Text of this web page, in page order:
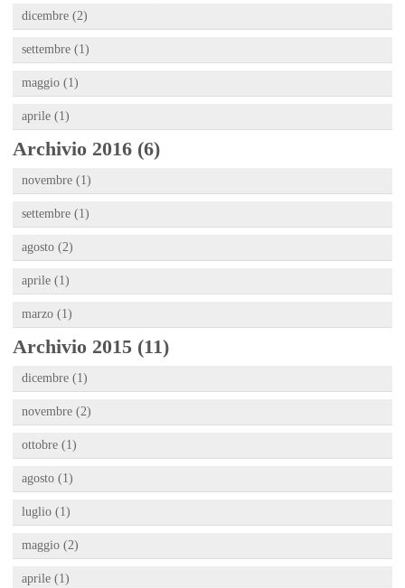
dicembre (2)
settembre (1)
maggio (1)
aprile (1)
Archivio 2016 (6)
novembre (1)
settembre (1)
agosto (2)
aprile (1)
marzo (1)
Archivio 2015 (11)
dicembre (1)
novembre (2)
ottobre (1)
agosto (1)
luglio (1)
maggio (2)
aprile (1)